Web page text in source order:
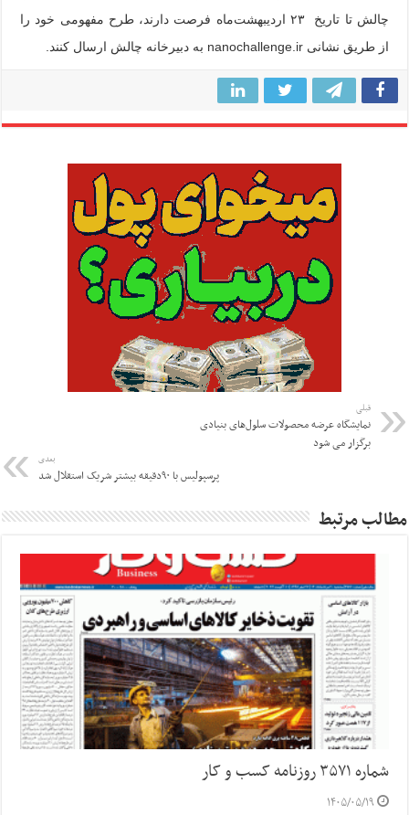
چالش تا تاریخ ۲۳ اردیبهشت‌ماه فرصت دارند، طرح‏ مفهومی خود را
از طریق نشانی nanochallenge.ir به دبیرخانه چالش ارسال کنند.
قبلی
نمایشگاه عرضه محصولات سلول‌های بنیادی
برگزار می شود
بعدی
پرسپولیس با ۹۰دقیقه بیشتر شریک استقلال شد
مطالب مرتبط
شماره ۳۵۷۱ روزنامه کسب و کار
۱۴۰۵/۰۵/۱۹